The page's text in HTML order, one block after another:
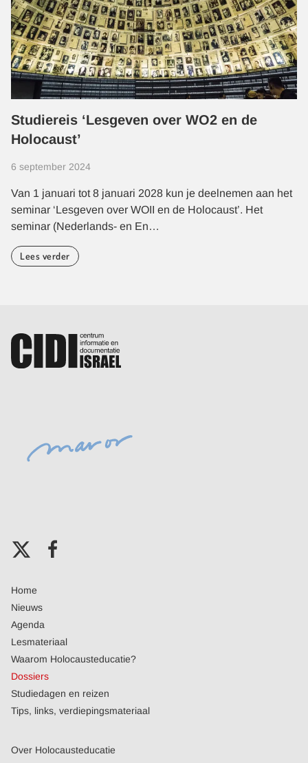
Studiereis ‘Lesgeven over WO2 en de
Holocaust’
6 september 2024
Van 1 januari tot 8 januari 2028 kun je deelnemen aan het
seminar ‘Lesgeven over WOII en de Holocaust’. Het
seminar (Nederlands- en En…
Lees verder
Home
Nieuws
Agenda
Lesmateriaal
Waarom Holocausteducatie?
Dossiers
Studiedagen en reizen
Tips, links, verdiepingsmateriaal
Over Holocausteducatie